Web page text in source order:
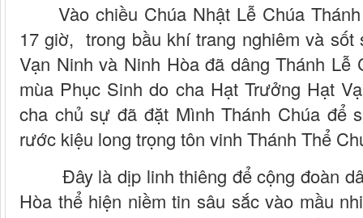
Vào chiều Chúa Nhật Lễ Chúa
17 giờ, trong bầu khí trang nghiêm và
Vạn Ninh và Ninh Hòa đã dâng Thánh Lễ
mùa Phục Sinh do cha Hạt Trưởng Hạt
cha chủ sự đã đặt Mình Thánh Chúa để
rước kiệu long trọng tôn vinh Thánh Thể
Đây là dịp linh thiêng để cộng đoàn
Hòa thể hiện niềm tin sâu sắc vào mầu